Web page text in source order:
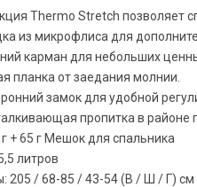
Thermo Stretch позволяет
из микрофлиса для
карман для небольших
планка от заедания молнии.
замок для удобной
пропитка в районе
г + 65 г Мешок для спальника
литров
205 / 68-85 / 43-54 (В / Ш / Г) см